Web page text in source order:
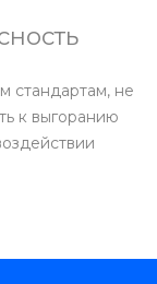
стандартам, не
к выгоранию